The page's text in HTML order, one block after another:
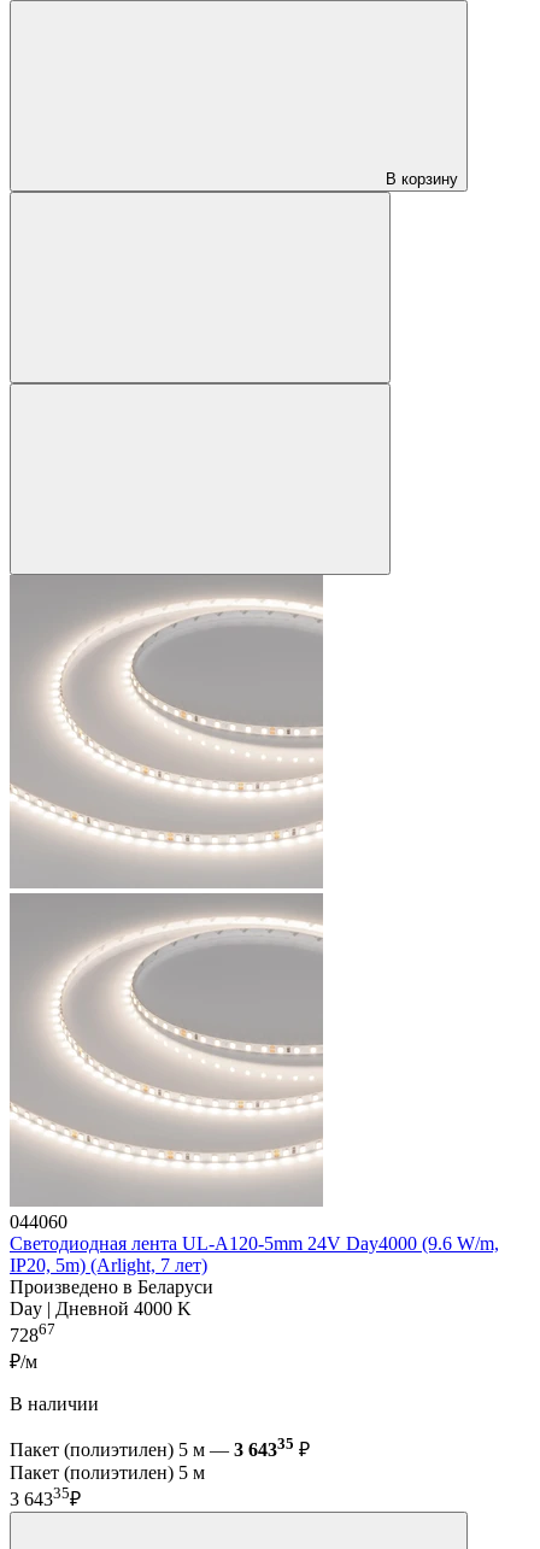
В корзину
044060
Светодиодная лента UL-A120-5mm 24V Day4000 (9.6 W/m,
IP20, 5m) (Arlight, 7 лет)
Произведено в Беларуси
Day | Дневной 4000 K
72867
₽/м
В наличии
Пакет (полиэтилен) 5 м — 3 64335 ₽
Пакет (полиэтилен) 5 м
3 64335₽